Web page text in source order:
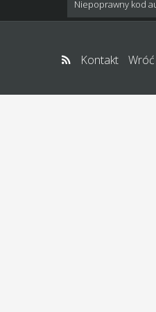
Niepoprawny kod
Kontakt